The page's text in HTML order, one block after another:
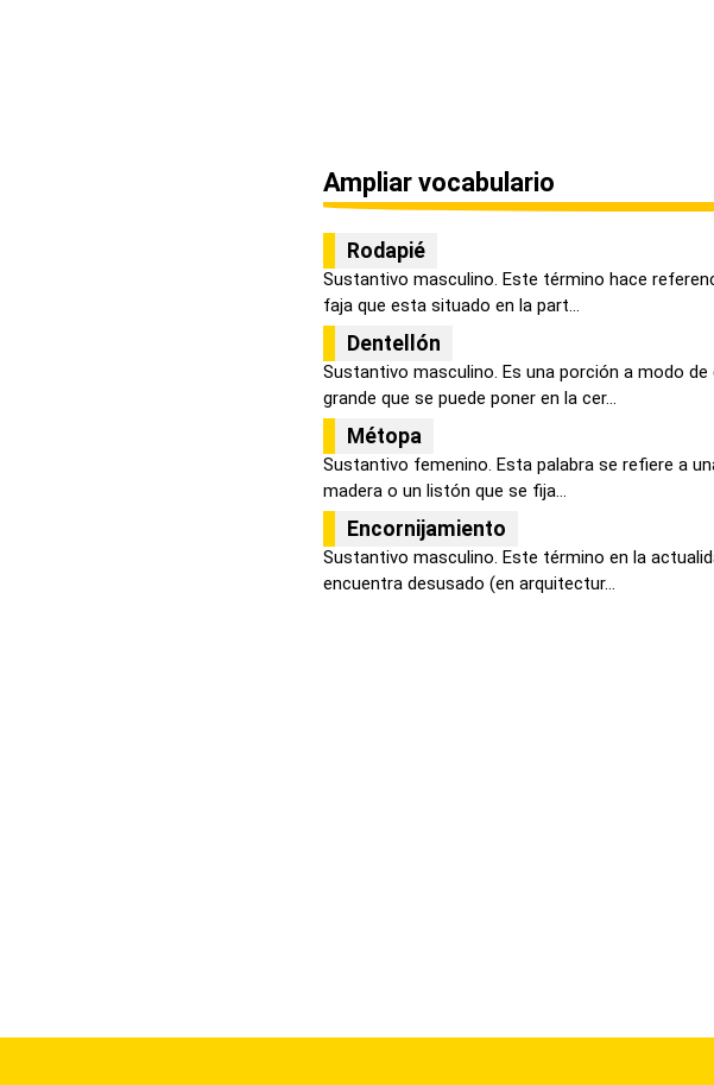
Ampliar vocabulario
Rodapié
Sustantivo masculino. Este término hace
faja que esta situado en la part...
Dentellón
Sustantivo masculino. Es una porción a modo de
grande que se puede poner en la cer...
Métopa
Sustantivo femenino. Esta palabra se refiere a
madera o un listón que se fija...
Encornijamiento
Sustantivo masculino. Este término en la
encuentra desusado (en arquitectur...